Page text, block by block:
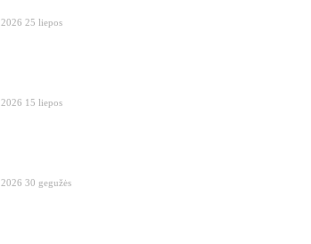
2026 25 liepos
2026 15 liepos
2026 30 gegužės